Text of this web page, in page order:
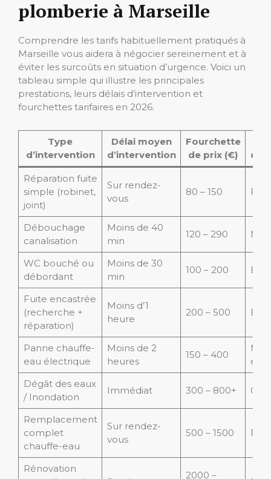
plomberie à Marseille
Comprendre les tarifs habituellement pratiqués à
Marseille vous aidera à négocier sereinement et à
éviter les surcoûts en situation d’urgence. Voici un
tableau simple qui illustre les principales
prestations, leurs délais d’intervention et
fourchettes tarifaires en 2026.
Type
d’intervention
Délai moyen
d’intervention
Fourchette
de prix (€)
Réparation fuite
simple (robinet,
joint)
Sur rendez-
vous
80 – 150
Débouchage
canalisation
Moins de 40
min
120 – 290
WC bouché ou
débordant
Moins de 30
min
100 – 200
Fuite encastrée
(recherche +
réparation)
Moins d’1
heure
200 – 500
Panne chauffe-
eau électrique
Moins de 2
heures
150 – 400
Dégât des eaux
/ Inondation
Immédiat 300 – 800+
Remplacement
complet
chauffe-eau
Sur rendez-
vous
500 – 1500
Rénovation
2000 –